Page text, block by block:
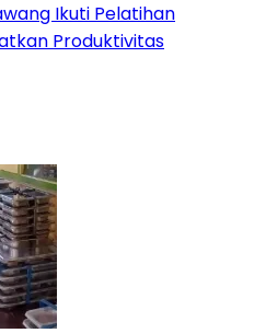
Ikuti Pelatihan
Produktivitas